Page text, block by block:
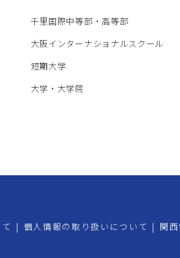
千里国際中等部・高等部
大阪インターナショナルスクール
短期大学
大学・大学院
| 個人情報の取り扱いについて | 関